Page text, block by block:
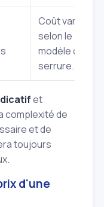
Coût variable
selon le
modèle de
serrure.
et
complexité de
et de
toujours
d'une